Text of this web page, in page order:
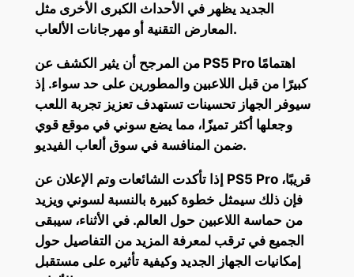
الجديد يظهر في الأحداث الكبرى الأخرى مثل
المعارض التقنية أو مهرجانات الألعاب.
من المرجح أن يثير الكشف عن PS5 Pro اهتمامًا
كبيرًا من قبل اللاعبين والمطورين على حد سواء. إذ
سيوفر الجهاز تحسينات تستهدف تعزيز تجربة اللعب
وجعلها أكثر تميزًا، مما يضع سوني في موقع قوي
ضمن المنافسة في سوق ألعاب الفيديو.
إذا تأكدت الشائعات وتم الإعلان عن PS5 Pro قريبًا،
فإن ذلك سيمثل خطوة كبيرة بالنسبة لسوني ويزيد
من حماسة اللاعبين حول العالم. في الأثناء، سيبقى
الجميع في ترقب لمعرفة المزيد من التفاصيل حول
إمكانيات الجهاز الجديد وكيفية تأثيره على مستقبل